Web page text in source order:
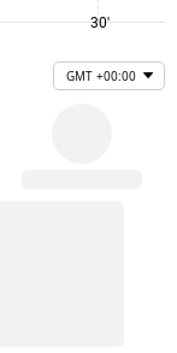
30'
GMT +00:00